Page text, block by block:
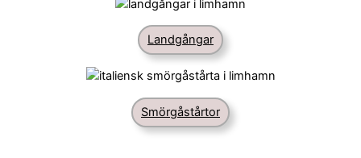
Landgångar
Smörgåstårtor